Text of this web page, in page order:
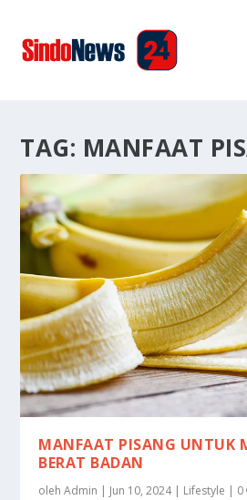
TAG: MANFAAT
MANFAAT PISANG UNTUK
BERAT BADAN
olehAdmin | Jun 10, 2024| Lifestyle | 0